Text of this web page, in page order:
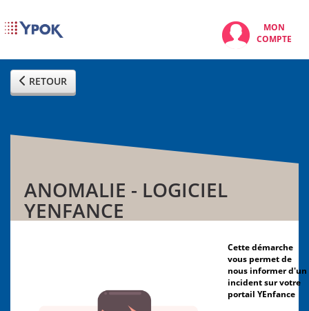
MON
COMPTE
RETOUR
ANOMALIE - LOGICIEL
YENFANCE
Cette démarche
vous permet de
nous informer d'un
incident sur votre
portail YEnfance